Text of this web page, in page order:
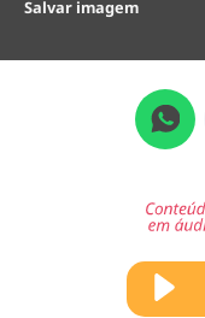
Salvar imagem